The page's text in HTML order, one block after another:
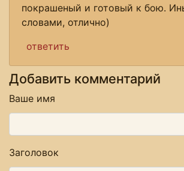
покрашеный и готовый к бою.
словами, отлично)
ответить
Добавить комментарий
Ваше имя
Заголовок